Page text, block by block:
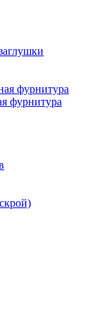
фурнитура
фурнитура